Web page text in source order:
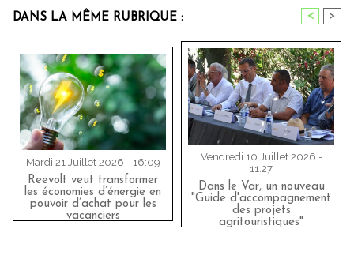
DANS LA MÊME RUBRIQUE : < >
Mardi 21 Juillet 2026 - 16:09
Reevolt veut transformer
les économies d’énergie en
pouvoir d’achat pour les
vacanciers
Vendredi 10 Juillet 2026 -
11:27
Dans le Var, un nouveau
"Guide d'accompagnement
des projets
agritouristiques"